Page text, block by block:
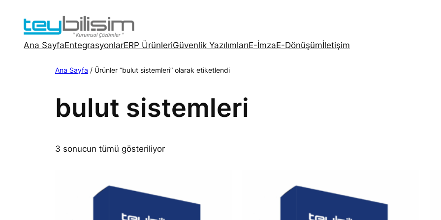
Ana SayfaEntegrasyonlarERP ÜrünleriGüvenlik YazılımlarıE-İmzaE-Dönüşümİletişim
Ana Sayfa / Ürünler “bulut sistemleri” olarak etiketlendi
bulut sistemleri
3 sonucun tümü gösteriliyor